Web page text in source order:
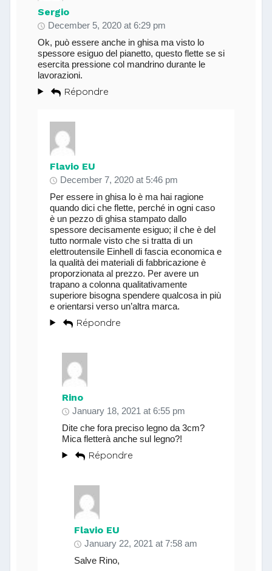
Sergio
December 5, 2020 at 6:29 pm
Ok, può essere anche in ghisa ma visto lo
spessore esiguo del pianetto, questo flette se si
esercita pressione col mandrino durante le
lavorazioni.
Répondre
Flavio EU
December 7, 2020 at 5:46 pm
Per essere in ghisa lo è ma hai ragione
quando dici che flette, perché in ogni caso
è un pezzo di ghisa stampato dallo
spessore decisamente esiguo; il che è del
tutto normale visto che si tratta di un
elettroutensile Einhell di fascia economica e
la qualità dei materiali di fabbricazione è
proporzionata al prezzo. Per avere un
trapano a colonna qualitativamente
superiore bisogna spendere qualcosa in più
e orientarsi verso un’altra marca.
Répondre
Rino
January 18, 2021 at 6:55 pm
Dite che fora preciso legno da 3cm?
Mica fletterà anche sul legno?!
Répondre
Flavio EU
January 22, 2021 at 7:58 am
Salve Rino,